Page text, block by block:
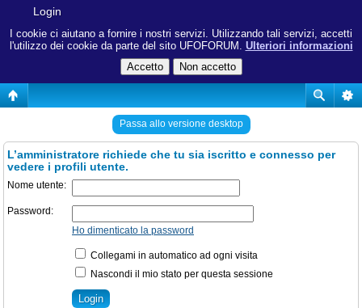
I cookie ci aiutano a fornire i nostri servizi. Utilizzando tali servizi, accetti
l'utilizzo dei cookie da parte del sito UFOFORUM. Ulteriori informazioni
Login
Passa allo versione desktop
L’amministratore richiede che tu sia iscritto e connesso per
vedere i profili utente.
Nome utente:
Password:
Ho dimenticato la password
Collegami in automatico ad ogni visita
Nascondi il mio stato per questa sessione